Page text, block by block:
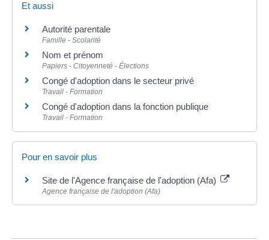
Et aussi
Autorité parentale
Famille - Scolarité
Nom et prénom
Papiers - Citoyenneté - Élections
Congé d'adoption dans le secteur privé
Travail - Formation
Congé d'adoption dans la fonction publique
Travail - Formation
Pour en savoir plus
Site de l'Agence française de l'adoption (Afa)
Agence française de l'adoption (Afa)